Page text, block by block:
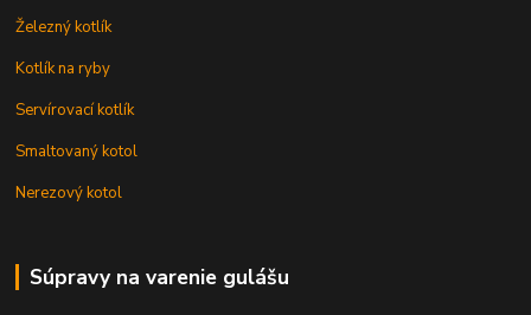
Železný kotlík
Kotlík na ryby
Servírovací kotlík
Smaltovaný kotol
Nerezový kotol
Súpravy na varenie gulášu